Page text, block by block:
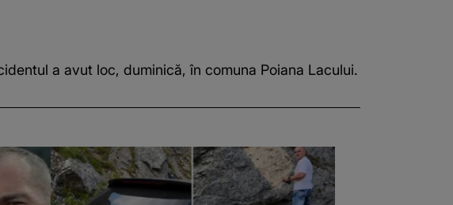
a avut loc, duminică, în comuna Poiana Lacului.